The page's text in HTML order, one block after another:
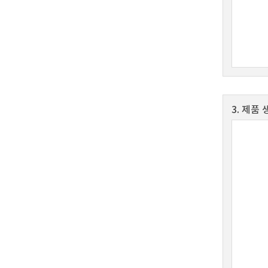
3. 제품